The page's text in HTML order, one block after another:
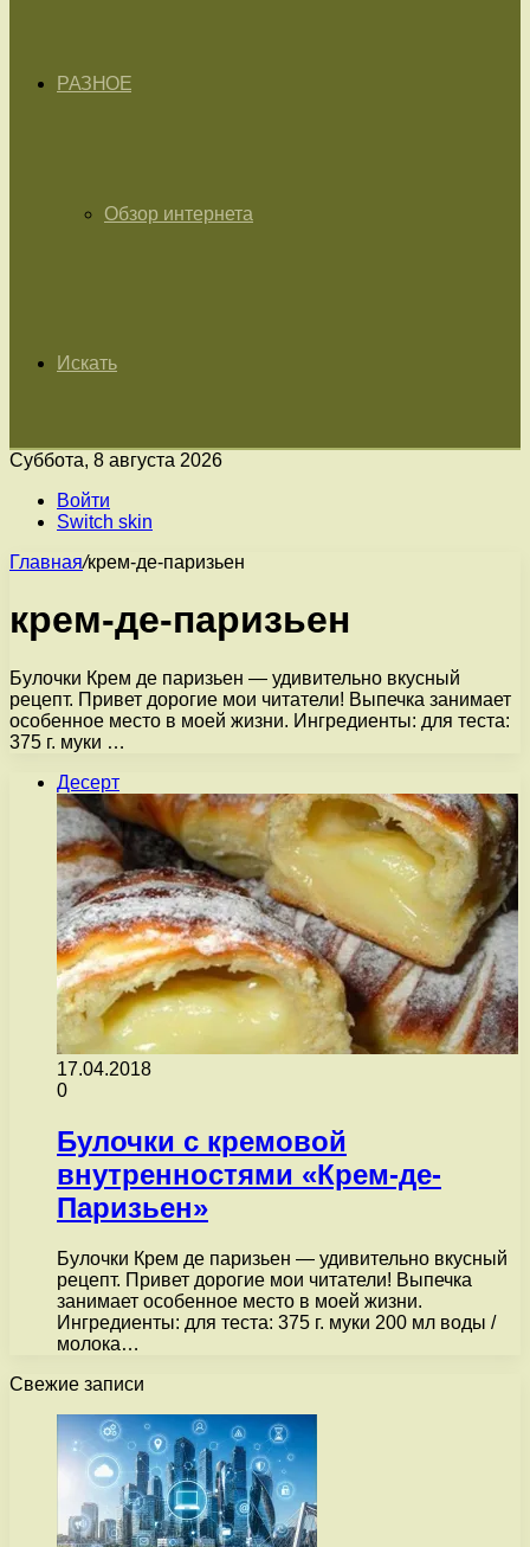
РАЗНОЕ
Обзор интернета
Искать
Суббота, 8 августа 2026
Войти
Switch skin
Главная/крем-де-паризьен
крем-де-паризьен
Булочки Крем де паризьен — удивительно вкусный
рецепт. Привет дорогие мои читатели! Выпечка занимает
особенное место в моей жизни. Ингредиенты: для теста:
375 г. муки …
Десерт
17.04.2018
0
Булочки с кремовой
внутренностями «Крем-де-
Паризьен»
Булочки Крем де паризьен — удивительно вкусный
рецепт. Привет дорогие мои читатели! Выпечка
занимает особенное место в моей жизни.
Ингредиенты: для теста: 375 г. муки 200 мл воды /
молока…
Свежие записи